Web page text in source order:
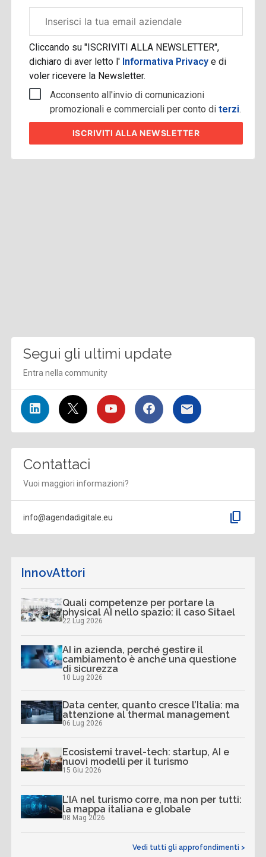
aziendale
Cliccando su "ISCRIVITI ALLA NEWSLETTER",
dichiaro di aver letto l' Informativa Privacye di
voler ricevere la Newsletter.
Acconsento all'invio di comunicazioni
promozionali e commerciali per conto diterzi.
ISCRIVITI ALLA NEWSLETTER
Segui gli ultimi update
Entra nella community
Contattaci
Vuoi maggiori informazioni?
info@agendadigitale.eu content_copy
InnovAttori
Quali competenze per portare la
physical AI nello spazio: il caso Sitael
22 Lug 2026
AI in azienda, perché gestire il
cambiamento è anche una questione
di sicurezza
10 Lug 2026
Data center, quanto cresce l’Italia: ma
attenzione al thermal management
06 Lug 2026
Ecosistemi travel-tech: startup, AI e
nuovi modelli per il turismo
15 Giu 2026
L’IA nel turismo corre, ma non per tutti:
la mappa italiana e globale
08 Mag 2026
Vedi tutti gli approfondimenti >